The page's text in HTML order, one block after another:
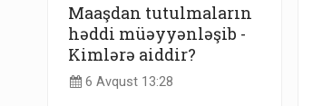
Maaşdan tutulmaların
həddi müəyyənləşib -
Kimlərə aiddir?
6 Avqust 13:28